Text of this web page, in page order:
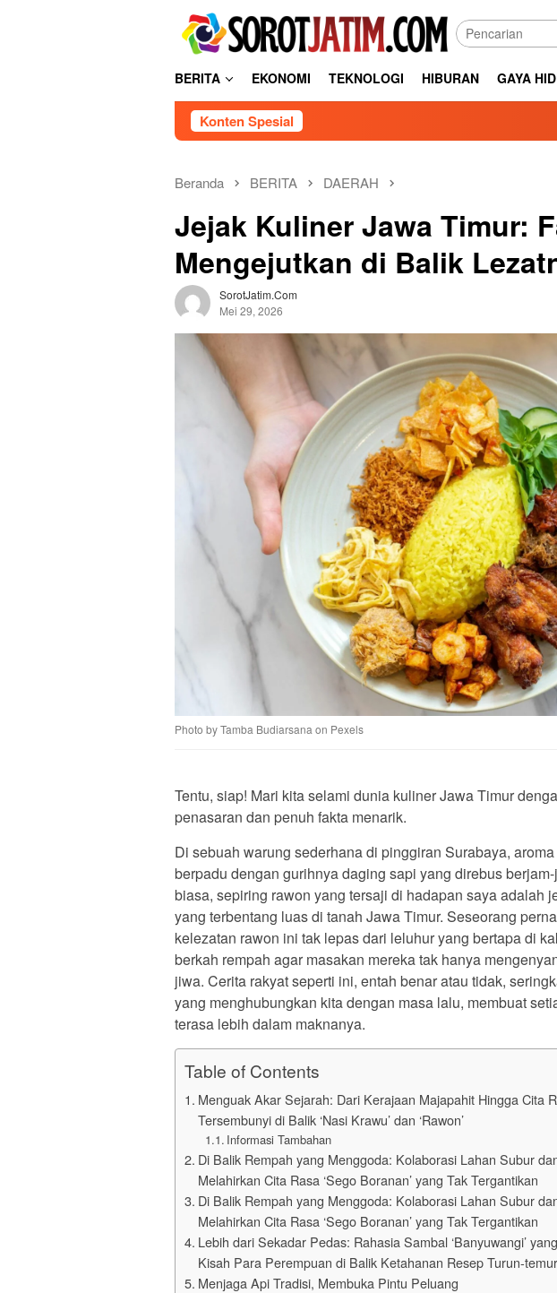
BERITA EKONOMI TEKNOLOGI HIBURAN GAYA
Konten Spesial
Beranda BERITA DAERAH
Jejak Kuliner Jawa Timur:
Mengejutkan di Balik
SorotJatim.com
Mei 29, 2026
Photo by Tamba Budiarsana on Pexels
Tentu, siap! Mari kita selami dunia kuliner Jawa Timur
penasaran dan penuh fakta menarik.
Di sebuah warung sederhana di pinggiran Surabaya,
berpadu dengan gurihnya daging sapi yang direbus
biasa, sepiring rawon yang tersaji di hadapan saya adalah
yang terbentang luas di tanah Jawa Timur. Seseorang
kelezatan rawon ini tak lepas dari leluhur yang bertapa di
berkah rempah agar masakan mereka tak hanya
jiwa. Cerita rakyat seperti ini, entah benar atau tidak,
yang menghubungkan kita dengan masa lalu, membuat
terasa lebih dalam maknanya.
Table of Contents
Menguak Akar Sejarah: Dari Kerajaan Majapahit Hingga Cita
Tersembunyi di Balik ‘Nasi Krawu’ dan ‘Rawon’
Informasi Tambahan
Di Balik Rempah yang Menggoda: Kolaborasi Lahan Subur
Melahirkan Cita Rasa ‘Sego Boranan’ yang Tak Tergantikan
Di Balik Rempah yang Menggoda: Kolaborasi Lahan Subur
Melahirkan Cita Rasa ‘Sego Boranan’ yang Tak Tergantikan
Lebih dari Sekadar Pedas: Rahasia Sambal ‘Banyuwangi’
Kisah Para Perempuan di Balik Ketahanan Resep Turun-
Menjaga Api Tradisi, Membuka Pintu Peluang